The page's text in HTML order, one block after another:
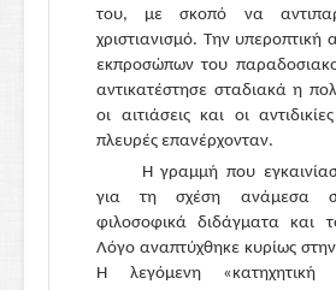
του, με σκοπό να
χριστιανισμό. Την υπεροπτική
εκπροσώπων του
αντικατέστησε σταδιακά η
οι αιτιάσεις και οι
πλευρές επανέρχονταν.
Η γραμμή που
για τη σχέση ανάμεσα
φιλοσοφικά διδάγματα και
Λόγο αναπτύχθηκε κυρίως
Η λεγόμενη